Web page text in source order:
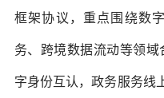
框架协议，重点围绕数
务、跨境数据流动等领
字身份互认，政务服务线